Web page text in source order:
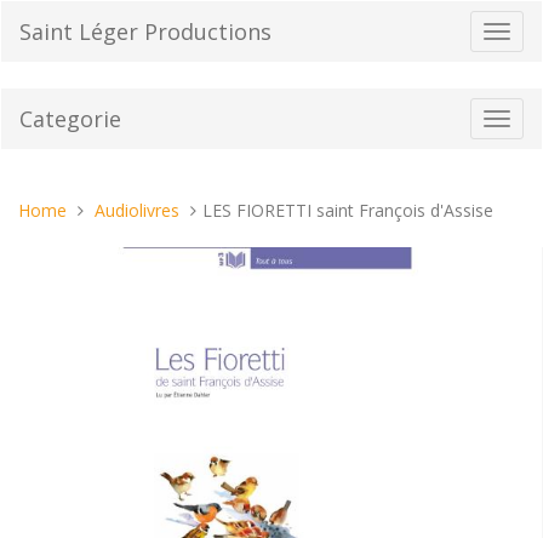
Saint Léger Productions
Categorie
Tu
Home Audiolivres LES FIORETTI saint François d'Assise